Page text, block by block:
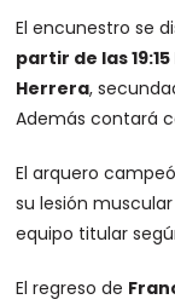
El encunestro se
partir de las
Herrera,
Además contará
El arquero
su lesión
equipo titular
El regreso de